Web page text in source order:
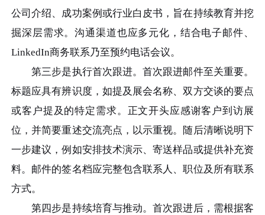
公司介绍、成功案例或行业白皮书，旨在持续教育并挖
掘深层需求。沟通渠道也应多元化，结合电子邮件、
LinkedIn商务联系乃至预约电话会议。
第三步是执行首次跟进。首次跟进邮件至关重要。
标题应具有辨识度，如提及展会名称、双方交谈的要点
或客户提及的特定需求。正文开头应感谢客户到访展
位，并简要重述交流亮点，以示重视。随后清晰说明下
一步建议，例如安排技术演示、寄送样品或提供补充资
料。邮件的签名档应完整包含联系人、职位及所有联系
方式。
第四步是持续培育与推动。首次跟进后，需根据客